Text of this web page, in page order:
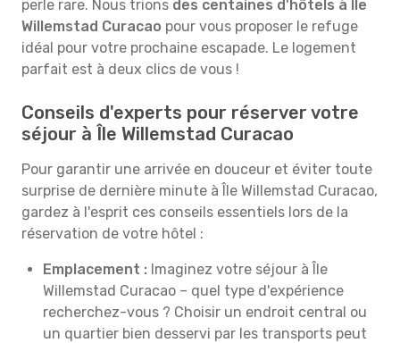
perle rare. Nous trions des centaines d'hôtels à Île
Willemstad Curacao pour vous proposer le refuge
idéal pour votre prochaine escapade. Le logement
parfait est à deux clics de vous !
Conseils d'experts pour réserver votre
séjour à Île Willemstad Curacao
Pour garantir une arrivée en douceur et éviter toute
surprise de dernière minute à Île Willemstad Curacao,
gardez à l'esprit ces conseils essentiels lors de la
réservation de votre hôtel :
Emplacement : Imaginez votre séjour à Île
Willemstad Curacao – quel type d'expérience
recherchez-vous ? Choisir un endroit central ou
un quartier bien desservi par les transports peut